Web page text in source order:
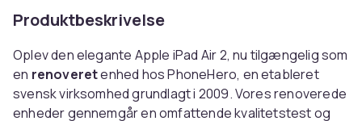
Produktbeskrivelse
Oplev den elegante Apple iPad Air 2, nu tilgængelig som
en renoveretenhed hos PhoneHero, en etableret
svensk virksomhed grundlagt i 2009. Vores renoverede
enheder gennemgår en omfattende kvalitetstest og